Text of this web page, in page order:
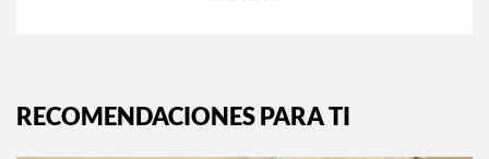
RECOMENDACIONES PARA TI